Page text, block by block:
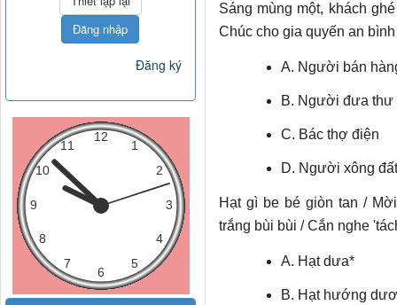
Sáng mùng một, khách
Chúc cho gia quyến an
A. Người bán
B. Người đưa thư
C. Bác thợ điện
D. Người xông
Hạt gì be bé giòn tan /
trắng bùi bùi / Cắn nghe
A. Hạt dưa*
B. Hạt hướng
Đăng nhập
Đăng ký